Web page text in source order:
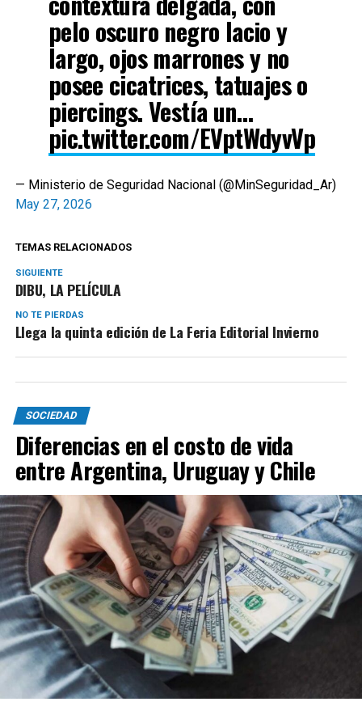
pelo oscuro negro lacio y
largo, ojos marrones y no
posee cicatrices, tatuajes o
piercings. Vestía un…
pic.twitter.com/EVptWdyvVp
— Ministerio de Seguridad Nacional (@MinSeguridad_Ar)
May 27, 2026
TEMAS RELACIONADOS
SIGUIENTE
DIBU, LA PELÍCULA
NO TE PIERDAS
Llega la quinta edición de La Feria Editorial Invierno
SOCIEDAD
Diferencias en el costo de vida
entre Argentina, Uruguay y Chile